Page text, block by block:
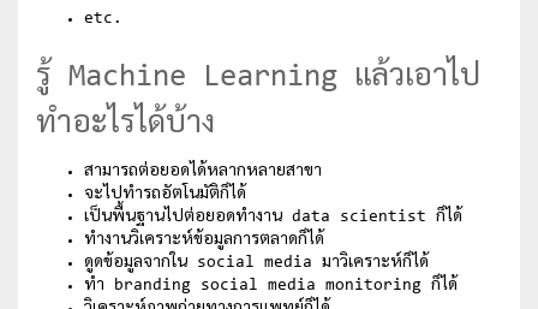
etc.
รู้ Machine Learning แล้วเอาไป
ทำอะไรได้บ้าง
สามารถต่อยอดได้หลากหลายสาขา
จะไปทำรถอัตโนมัติก็ได้
เป็นพื้นฐานไปต่อยอดทำงาน data scientist ก็ได้
ทำงานวิเคราะห์ข้อมูลการตลาดก็ได้
ดูดข้อมูลจากใน social media มาวิเคราะห์ก็ได้
ทำ branding social media monitoring ก็ได้